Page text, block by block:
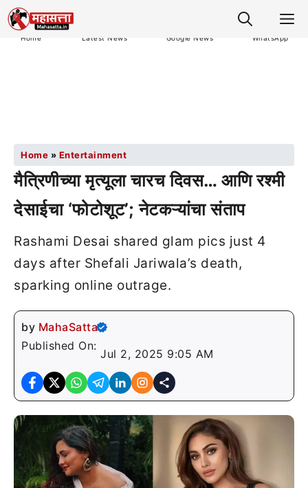
Home Latest News Google News WhatsApp
Home » Entertainment
मैत्रिणीच्या मृत्यूला चारच दिवस… आणि रश्मी
देसाईचा ‘फोटोशूट’; नेटकऱ्यांचा संताप
Rashami Desai shared glam pics just 4
days after Shefali Jariwala’s death,
sparking online outrage.
by MahaSatta
Published On:
Jul 2, 2025 9:05 AM